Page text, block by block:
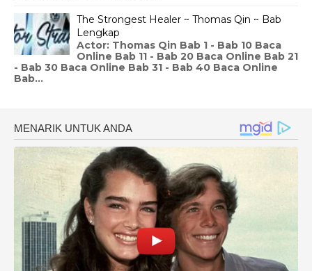
The Strongest Healer ~ Thomas Qin ~ Bab
Lengkap
Actor: Thomas Qin Bab 1 - Bab 10 Baca
Online Bab 11 - Bab 20 Baca Online Bab 21
- Bab 30 Baca Online Bab 31 - Bab 40 Baca Online
Bab...